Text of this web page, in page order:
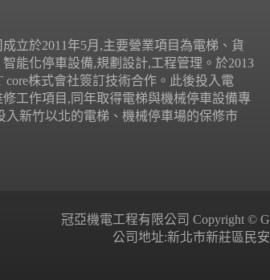
立於2011年5月,主要營業項目為電梯、貨
能化停車設備,規劃設計,工程管理。於2013
core株式會社簽訂技術合作。此後投入電
工作項目,同年取得電梯與機械停車設備專
入新竹以北的電梯、機械停車場的保修市
冠亞機電工程有限公司 Copyright ©
公司地址:新北市新莊區民